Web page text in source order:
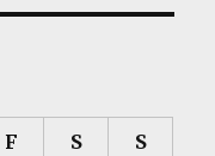
F S S